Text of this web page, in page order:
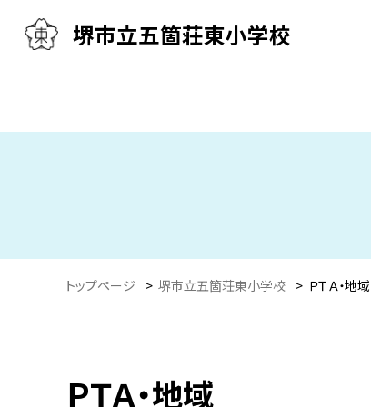
堺市立五箇荘東小学校
トップページ > 堺市立五箇荘東小学校 > ＰＴＡ・地域
ＰＴＡ・地域